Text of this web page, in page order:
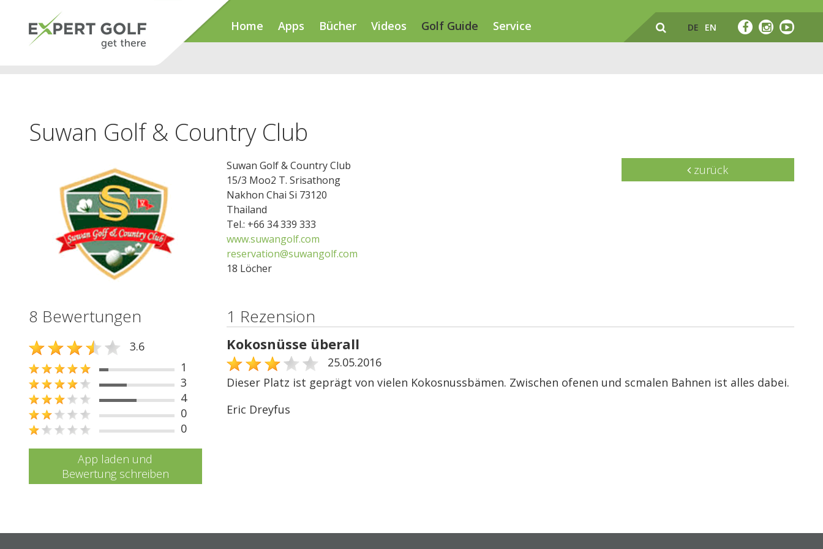
Home Apps Bücher Videos Golf Guide Service DE EN
Suwan Golf & Country Club
Suwan Golf & Country Club
15/3 Moo2 T. Srisathong
Nakhon Chai Si 73120
Thailand
Tel.: +66 34 339 333
www.suwangolf.com
reservation@suwangolf.com
18 Löcher
zurück
8 Bewertungen
3.6
1
3
4
0
0
App laden und
Bewertung schreiben
1 Rezension
Kokosnüsse überall
25.05.2016
Dieser Platz ist geprägt von vielen Kokosnussbämen. Zwischen ofenen und scmalen Bahnen ist alles dabei.
Eric Dreyfus